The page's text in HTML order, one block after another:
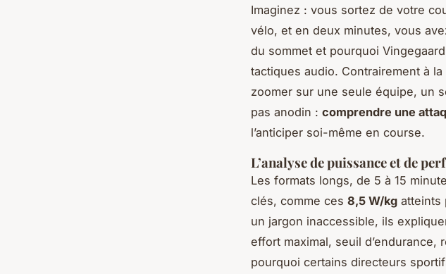
Imaginez : vous sortez de votre
vélo, et en deux minutes, vous
du sommet et pourquoi
tactiques audio. Contrairement à
zoomer sur une seule équipe, un
pas anodin : comprendre une
l’anticiper soi-même en course.
L’analyse de puissance et de
Les formats longs, de 5 à 15
clés, comme ces 8,5 W/kg atteints
un jargon inaccessible, ils
effort maximal, seuil
pourquoi certains directeurs